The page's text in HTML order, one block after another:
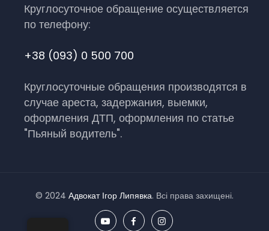
Круглосуточное обращение осуществляется
по телефону:
+38 (093) 0 500 700
Круглосуточные обращения производятся в
случае ареста, задержания, выемки,
оформления ДТП, оформления по статье
"Пьяный водитель".
© 2024 Адвокат Ігор Липявка. Всі права захищені.